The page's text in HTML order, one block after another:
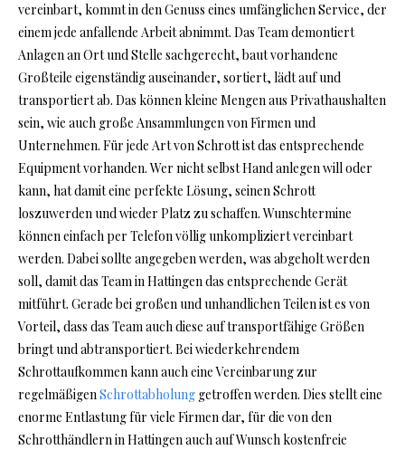
vereinbart, kommt in den Genuss eines umfänglichen Service, der
einem jede anfallende Arbeit abnimmt. Das Team demontiert
Anlagen an Ort und Stelle sachgerecht, baut vorhandene
Großteile eigenständig auseinander, sortiert, lädt auf und
transportiert ab. Das können kleine Mengen aus Privathaushalten
sein, wie auch große Ansammlungen von Firmen und
Unternehmen. Für jede Art von Schrott ist das entsprechende
Equipment vorhanden. Wer nicht selbst Hand anlegen will oder
kann, hat damit eine perfekte Lösung, seinen Schrott
loszuwerden und wieder Platz zu schaffen. Wunschtermine
können einfach per Telefon völlig unkompliziert vereinbart
werden. Dabei sollte angegeben werden, was abgeholt werden
soll, damit das Team in Hattingen das entsprechende Gerät
mitführt. Gerade bei großen und unhandlichen Teilen ist es von
Vorteil, dass das Team auch diese auf transportfähige Größen
bringt und abtransportiert. Bei wiederkehrendem
Schrottaufkommen kann auch eine Vereinbarung zur
regelmäßigenSchrottabholung getroffen werden. Dies stellt eine
enorme Entlastung für viele Firmen dar, für die von den
Schrotthändlern in Hattingen auch auf Wunsch kostenfreie